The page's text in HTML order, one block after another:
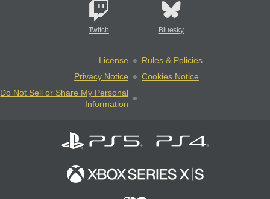
Twitch Bluesky
License
Rules & Policies
Privacy Notice
Cookies Notice
Do Not Sell or Share My Personal
Information